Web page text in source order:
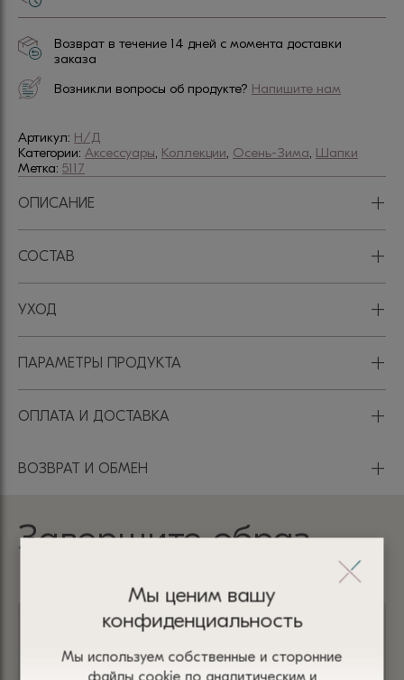
Возврат в течение 14 дней с момента доставки
заказа
Возникли вопросы об продукте? Напишите нам
Артикул: Н/Д
Категории: Аксессуары, Коллекции, Осень-Зима, Шапки
Метка: 5117
ОПИСАНИЕ +
СОСТАВ +
УХОД +
ПАРАМЕТРЫ ПРОДУКТА +
ОПЛАТА И ДОСТАВКА +
ВОЗВРАТ И ОБМЕН +
Завершите образ
Мы ценим вашу
конфиденциальность
Мы используем собственные и сторонние
файлы сооkіе по аналитическим и